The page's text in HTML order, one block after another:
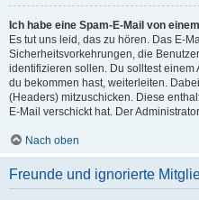
Ich habe eine Spam-E-Mail von
Es tut uns leid, das zu hören. Das E-
Sicherheitsvorkehrungen, die
identifizieren sollen. Du solltest einem
du bekommen hast, weiterleiten.
(Headers) mitzuschicken. Diese
E-Mail verschickt hat. Der
Nach oben
Freunde und ignorierte